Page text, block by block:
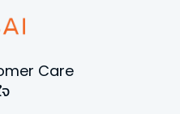
Care